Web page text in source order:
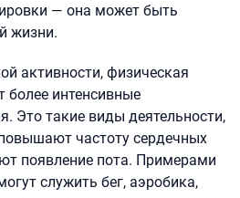
— она может быть
жизни.
активности, физическая
более интенсивные
Это такие виды деятельности,
частоту сердечных
появление пота. Примерами
служить бег, аэробика,